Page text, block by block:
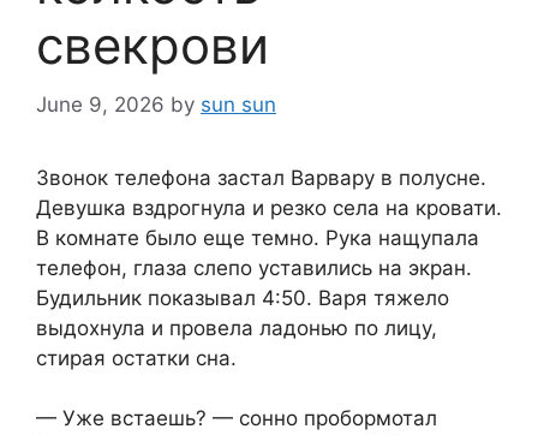
свекрови
June 9, 2026 by sun sun
Звонок телефона застал Варвару в полусне.
Девушка вздрогнула и резко села на кровати.
В комнате было еще темно. Рука нащупала
телефон, глаза слепо уставились на экран.
Будильник показывал 4:50. Варя тяжело
выдохнула и провела ладонью по лицу,
стирая остатки сна.
— Уже встаешь? — сонно пробормотал